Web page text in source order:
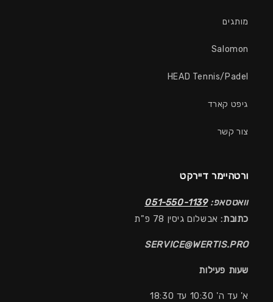
מותגים
Salomon
HEAD Tennis/Padel
גיפט קארד
צור קשר
ורטהיימר דיירקט
וואטסאפ:051-550-1139
כתובת:אבשלום גיסין 78 פ"ת
SERVICE@WERTIS.PRO
שעות פעילות
א' עד ה' 10:30 עד 18:30